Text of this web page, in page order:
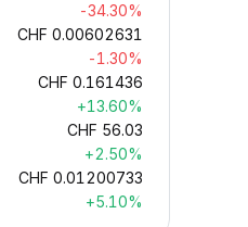
-34.30%
CHF 0.00602631
-1.30%
CHF 0.161436
+13.60%
CHF 56.03
+2.50%
CHF 0.01200733
+5.10%